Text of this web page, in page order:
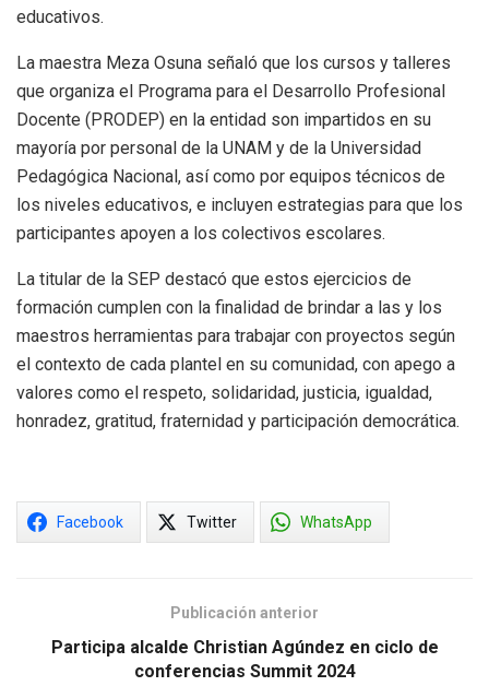
educativos.
La maestra Meza Osuna señaló que los cursos y talleres
que organiza el Programa para el Desarrollo Profesional
Docente (PRODEP) en la entidad son impartidos en su
mayoría por personal de la UNAM y de la Universidad
Pedagógica Nacional, así como por equipos técnicos de
los niveles educativos, e incluyen estrategias para que los
participantes apoyen a los colectivos escolares.
La titular de la SEP destacó que estos ejercicios de
formación cumplen con la finalidad de brindar a las y los
maestros herramientas para trabajar con proyectos según
el contexto de cada plantel en su comunidad, con apego a
valores como el respeto, solidaridad, justicia, igualdad,
honradez, gratitud, fraternidad y participación democrática.
Facebook Twitter WhatsApp
Publicación anterior
Participa alcalde Christian Agúndez en ciclo de
conferencias Summit 2024